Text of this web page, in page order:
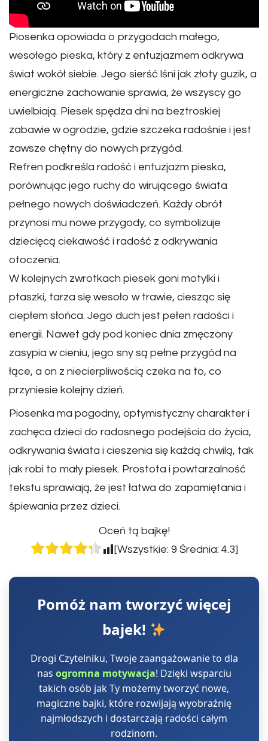
Piosenka opowiada o przygodach małego,
wesołego pieska, który z entuzjazmem odkrywa
świat wokół siebie. Jego sierść lśni jak złoty guzik, a
energiczne zachowanie sprawia, że wszyscy go
uwielbiają. Piesek spędza dni na beztroskiej
zabawie w ogrodzie, gdzie szczeka radośnie i jest
zawsze chętny do nowych przygód.
Refren podkreśla radość i entuzjazm pieska,
porównując jego ruchy do wirującego świata
pełnego nowych doświadczeń. Każdy obrót
przynosi mu nowe przygody, co symbolizuje
dziecięcą ciekawość i radość z odkrywania
otoczenia.
W kolejnych zwrotkach piesek goni motylki i
ptaszki, tarza się wesoło w trawie, ciesząc się
ciepłem słońca. Jego duch jest pełen radości i
energii. Nawet gdy pod koniec dnia zmęczony
zasypia w cieniu, jego sny są pełne przygód na
łące, a on z niecierpliwością czeka na to, co
przyniesie kolejny dzień.
Piosenka ma pogodny, optymistyczny charakter i
zachęca dzieci do radosnego podejścia do życia,
odkrywania świata i cieszenia się każdą chwilą, tak
jak robi to mały piesek. Prostota i powtarzalność
tekstu sprawiają, że jest łatwa do zapamiętania i
śpiewania przez dzieci.
Oceń tą bajkę!
[Wszystkie: 9 Średnia: 4.3]
Pomóż nam tworzyć więcej
bajek!
Drogi Czytelniku, Twoje zaangażowanie to dla
nas ogromna motywacja! Dzięki wsparciu
takich osób jak Ty możemy tworzyć nowe,
magiczne bajki, które rozwijają wyobraźnię
najmłodszych i dostarczają radości całym
rodzinom.